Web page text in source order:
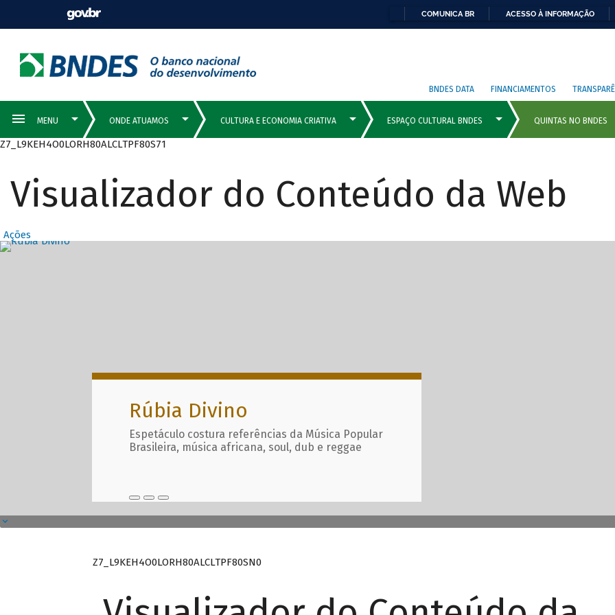
COMUNICA BR ACESSO À INFORMAÇÃO
BNDES DATA FINANCIAMENTOS
Z7_L9KEH4O0LORH80ALCLTPF80S71
Visualizador do Conteúdo da Web
Ações
Destaques Principais com
Rúbia Divino
Espetáculo costura referências da Música Popular
Brasileira, música africana, soul, dub e reggae
Z7_L9KEH4O0LORH80ALCLTPF80SN0